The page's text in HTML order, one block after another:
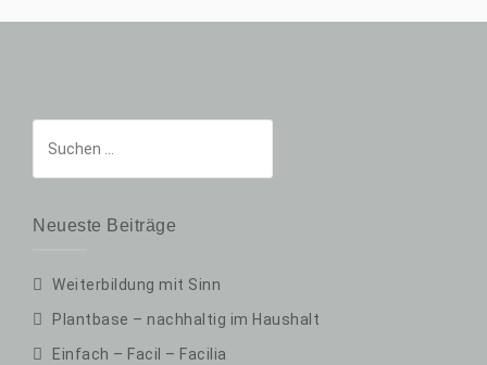
Neueste Beiträge
Weiterbildung mit Sinn
Plantbase – nachhaltig im Haushalt
Einfach – Facil – Facilia